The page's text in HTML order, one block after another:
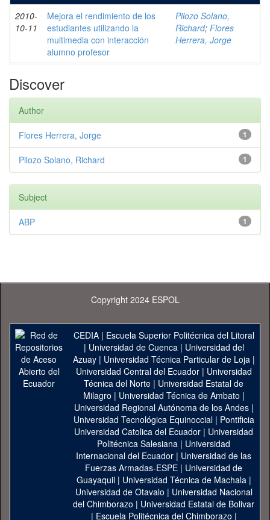
2010-
10-11
Mejora el rendimiento de los
estudiantes utilizando la
multimedia con interacción
alumno profesor
Pilozo Solano,
Richard; Flores
Herrera, Jorge
Discover
Author
1
Flores Herrera, Jorge
1
Pilozo Solano, Richard
Subject
1
ABP
Copyright 2024 ESPOL
CEDIA| Escuela Superior Politécnica del Litoral
| Universidad de Cuenca| Universidad del
Azuay| Universidad Técnica Particular de Loja|
Universidad Central del Ecuador| Universidad
Técnica del Norte | Universidad Estatal de
Milagro | Universidad Técnica de Ambato |
Universidad Regional Autónoma de los Andes|
Universidad Tecnológica Equinoccial| Pontificia
Universidad Catolica del Ecuador | Universidad
Politécnica Salesiana | Universidad
Internacional del Ecuador | Universidad de las
Fuerzas Armadas-ESPE | Universidad de
Guayaquil| Universidad Técnica de Machala|
Universidad de Otavalo | Universidad Nacional
del Chimborazo | Universidad Estatal de Bolivar
| Escuela Politécnica del Chimborazo |